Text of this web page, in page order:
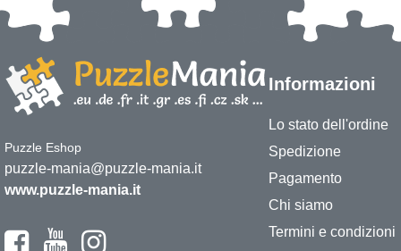
Puzzle Eshop
puzzle-mania@puzzle-mania.it
www.puzzle-mania.it
Informazioni
Lo stato dell'ordine
Spedizione
Pagamento
Chi siamo
Termini e condizioni